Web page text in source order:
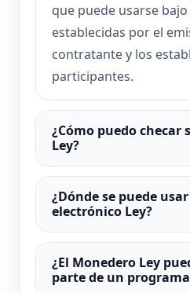
que puede usarse
establecidas por el
contratante y los
participantes.
¿Cómo puedo checar
Ley?
¿Dónde se puede
electrónico Ley?
¿El Monedero Ley
parte de un